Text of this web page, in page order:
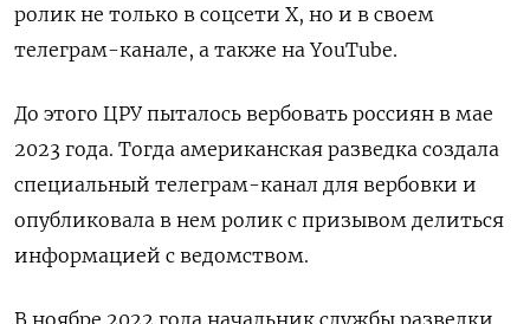
ролик не только в соцсети Х, но и в своем
телеграм-канале, а также на YouTube.
До этого ЦРУ пыталось вербовать россиян в мае
2023 года. Тогда американская разведка создала
специальный телеграм-канал для вербовки и
опубликовала в нем ролик с призывом делиться
информацией с ведомством.
В ноябре 2022 года начальник службы разведки